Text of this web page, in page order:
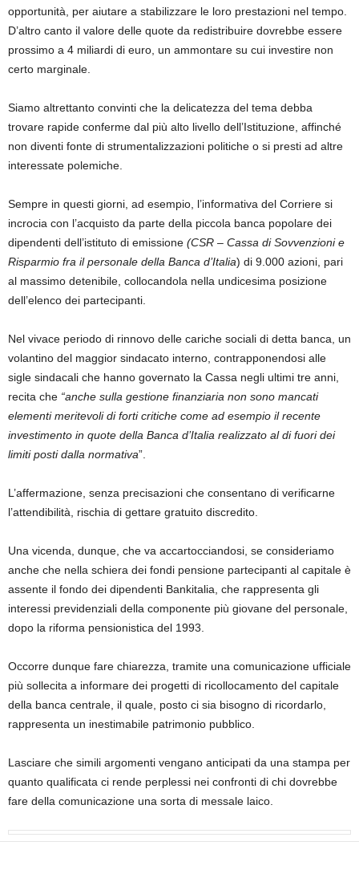
opportunità, per aiutare a stabilizzare le loro prestazioni nel tempo.
D’altro canto il valore delle quote da redistribuire dovrebbe essere
prossimo a 4 miliardi di euro, un ammontare su cui investire non
certo marginale.
Siamo altrettanto convinti che la delicatezza del tema debba
trovare rapide conferme dal più alto livello dell’Istituzione, affinché
non diventi fonte di strumentalizzazioni politiche o si presti ad altre
interessate polemiche.
Sempre in questi giorni, ad esempio, l’informativa del Corriere si
incrocia con l’acquisto da parte della piccola banca popolare dei
dipendenti dell’istituto di emissione (CSR – Cassa di Sovvenzioni e
Risparmio fra il personale della Banca d’Italia) di 9.000 azioni, pari
al massimo detenibile, collocandola nella undicesima posizione
dell’elenco dei partecipanti.
Nel vivace periodo di rinnovo delle cariche sociali di detta banca, un
volantino del maggior sindacato interno, contrapponendosi alle
sigle sindacali che hanno governato la Cassa negli ultimi tre anni,
recita che “anche sulla gestione finanziaria non sono mancati
elementi meritevoli di forti critiche come ad esempio il recente
investimento in quote della Banca d’Italia realizzato al di fuori dei
limiti posti dalla normativa”.
L’affermazione, senza precisazioni che consentano di verificarne
l’attendibilità, rischia di gettare gratuito discredito.
Una vicenda, dunque, che va accartocciandosi, se consideriamo
anche che nella schiera dei fondi pensione partecipanti al capitale è
assente il fondo dei dipendenti Bankitalia, che rappresenta gli
interessi previdenziali della componente più giovane del personale,
dopo la riforma pensionistica del 1993.
Occorre dunque fare chiarezza, tramite una comunicazione ufficiale
più sollecita a informare dei progetti di ricollocamento del capitale
della banca centrale, il quale, posto ci sia bisogno di ricordarlo,
rappresenta un inestimabile patrimonio pubblico.
Lasciare che simili argomenti vengano anticipati da una stampa per
quanto qualificata ci rende perplessi nei confronti di chi dovrebbe
fare della comunicazione una sorta di messale laico.